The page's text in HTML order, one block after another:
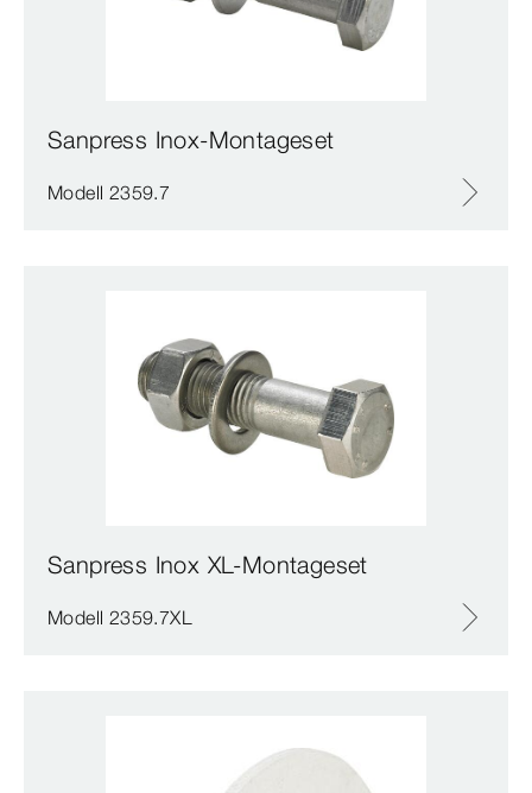
Sanpress Inox-Montageset
Modell 2359.7
Sanpress Inox XL-Montageset
Modell 2359.7XL